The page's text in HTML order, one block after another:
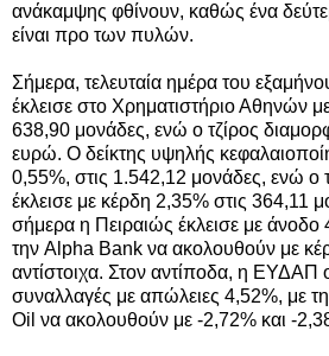
ανάκαμψης φθίνουν, καθώς ένα
είναι προ των πυλών.
Σήμερα, τελευταία ημέρα του
έκλεισε στο Χρηματιστήριο Αθηνών
638,90 μονάδες, ενώ ο τζίρος
ευρώ. Ο δείκτης υψηλής
0,55%, στις 1.542,12 μονάδες, ενώ ο
έκλεισε με κέρδη 2,35% στις 364,11
σήμερα η Πειραιώς έκλεισε με
την Alpha Bank να ακολουθούν με
αντίστοιχα. Στον αντίποδα, η ΕΥΔΑΠ
συναλλαγές με απώλειες 4,52%, με
Oil να ακολουθούν με -2,72% και -